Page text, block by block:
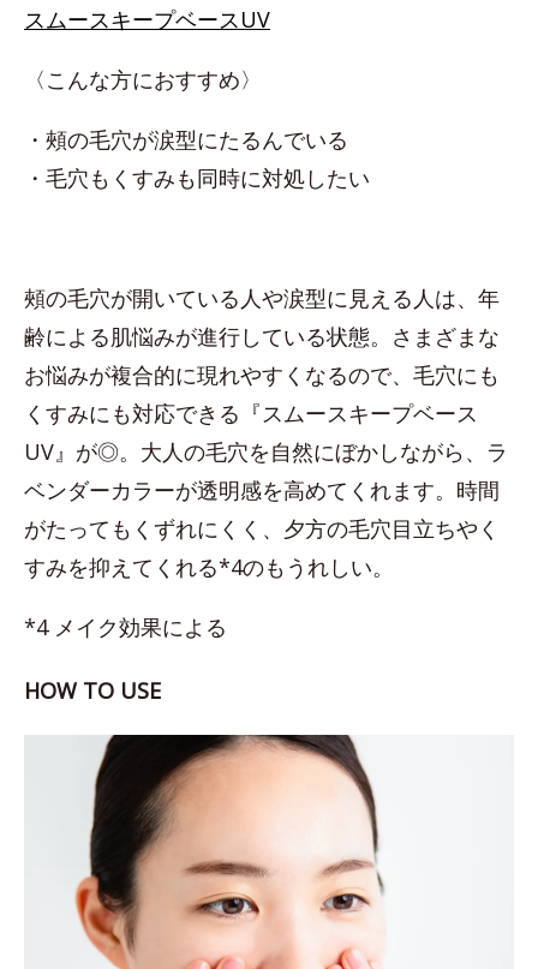
スムースキープベースUV
〈こんな方におすすめ〉
・頰の毛穴が涙型にたるんでいる
・毛穴もくすみも同時に対処したい
頰の毛穴が開いている人や涙型に見える人は、年
齢による肌悩みが進行している状態。さまざまな
お悩みが複合的に現れやすくなるので、毛穴にも
くすみにも対応できる『スムースキープベース
UV』が◎。大人の毛穴を自然にぼかしながら、ラ
ベンダーカラーが透明感を高めてくれます。時間
がたってもくずれにくく、夕方の毛穴目立ちやく
すみを抑えてくれる*4のもうれしい。
*4 メイク効果による
HOW TO USE